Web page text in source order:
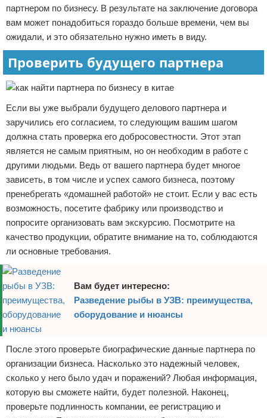
партнером по бизнесу. В результате на заключение договора
вам может понадобиться гораздо больше времени, чем вы
ожидали, и это обязательно нужно иметь в виду.
Проверить будущего партнера
Если вы уже выбрали будущего делового партнера и
заручились его согласием, то следующим вашим шагом
должна стать проверка его добросовестности. Этот этап
является не самым приятным, но он необходим в работе с
другими людьми. Ведь от вашего партнера будет многое
зависеть, в том числе и успех самого бизнеса, поэтому
пренебрегать «домашней работой» не стоит. Если у вас есть
возможность, посетите фабрику или производство и
попросите организовать вам экскурсию. Посмотрите на
качество продукции, обратите внимание на то, соблюдаются
ли основные требования.
Вам будет интересно:
Разведение рыбы в УЗВ: преимущества,
оборудование и нюансы
После этого проверьте биографические данные партнера по
организации бизнеса. Насколько это надежный человек,
сколько у него было удач и поражений? Любая информация,
которую вы сможете найти, будет полезной. Наконец,
проверьте подлинность компании, ее регистрацию и